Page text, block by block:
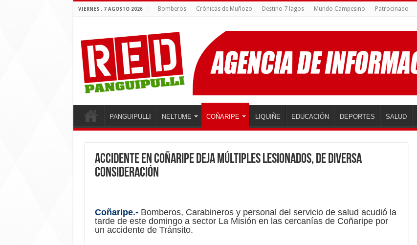
VIERNES , 7 AGOSTO 2026 Bomberos Crónicas de Muñozo Destino 7 lagos Mundo Campesino Patrocinado
PANGUIPULLI NELTUME COÑARIPE LIQUIÑE EDUCACIÓN DEPORTES SALUD
Accidente en Coñaripe deja múltiples lesionados, de diversa
consideración
Coñaripe.-Bomberos, Carabineros y personal del servicio de salud acudió la
tarde de este domingo a sector La Misión en las cercanías de Coñaripe por
un accidente de Tránsito.